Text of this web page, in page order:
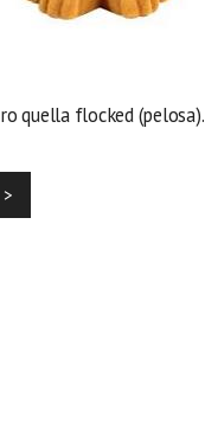
quella flocked (pelosa).